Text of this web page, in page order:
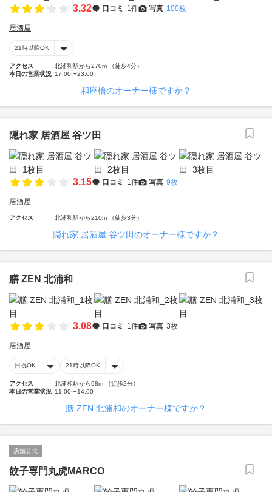
3.32 口コミ 1件 写真 100枚
居酒屋
21時以降OK
アクセス
北浦和駅から270m （徒歩4分）
本日の営業状況 17:00〜23:00
和座檜のオーナー様ですか？
隠れ家 居酒屋 谷ツ田
3.15 口コミ 1件 写真 9枚
居酒屋
アクセス 北浦和駅から210m （徒歩3分）
隠れ家 居酒屋 谷ツ田のオーナー様ですか？
膳 ZEN 北浦和
3.08 口コミ 1件 写真 3枚
居酒屋
日祝OK 21時以降OK
アクセス
北浦和駅から98m （徒歩2分）
本日の営業状況 11:00〜14:00
膳 ZEN 北浦和のオーナー様ですか？
店舗公式
餃子専門丸虎MARCO